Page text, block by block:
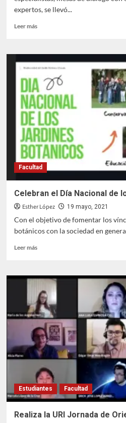
expertos, se llevó...
Leer másLeer
Celebran
en
el
Día
del
Psicólogo
actividad
académica
Facultad
Celebran el Día Nacional de
Esther López 19 mayo, 2021
Con el objetivo de fomentar los
botánicos con la sociedad en
Leer másLeer
Celebran
Día
Nacional
de
Jardines
Botánicos
Estudiantes Facultad
Realiza la URI Jornada de